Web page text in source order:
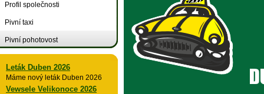
Profil společnosti
Pivní taxi
Pivní pohotovost
Leták Duben 2026
Máme nový leták Duben 2026
Vewsele Velikonoce 2026